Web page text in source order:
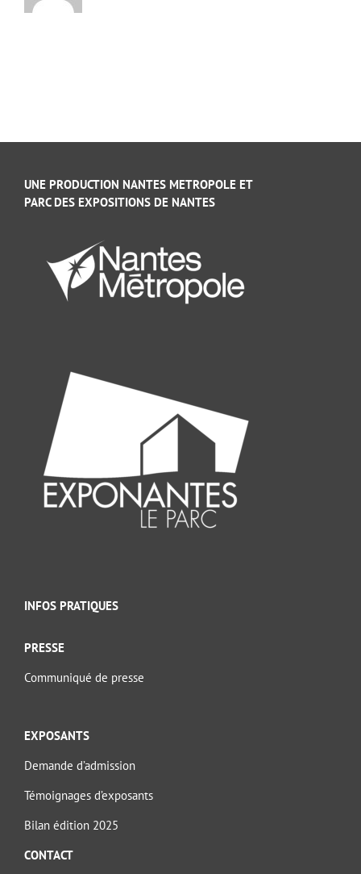
UNE PRODUCTION NANTES METROPOLE ET
PARC DES EXPOSITIONS DE NANTES
INFOS PRATIQUES
PRESSE
Communiqué de presse
EXPOSANTS
Demande d’admission
Témoignages d’exposants
Bilan édition 2025
CONTACT